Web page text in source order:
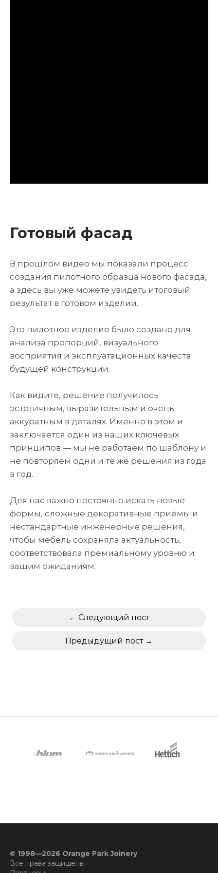
Готовый фасад
В прошлом видео мы показали процесс
создания пилотного образца нового фасада,
а здесь вы уже можете увидеть итоговый
результат в готовом изделии.
Это пилотное изделие было создано для
анализа пропорций, визуального
восприятия и эксплуатационных качеств
будущей конструкции.
Как видите, решение получилось
эстетичным, выразительным и очень
аккуратным в деталях. Именно в этом и
заключается один из наших ключевых
принципов — мы не работаем по шаблону и
не повторяем одни и те же решения из года
в год.
Для нас важно постоянно искать новые
формы, сложные декоративные приёмы и
нестандартные инженерные решения,
чтобы мебель сохраняла актуальность,
соответствовала премиальному уровню и
вашим ожиданиям.
Предыдущий пост
Следующий пост
© 1998—2026 Orange Park Joinery
Все права защищены